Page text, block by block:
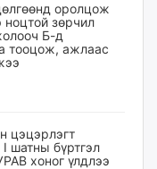
оролцож
ноцтой зөрчил
Б-д
тооцож, ажлаас
цэцэрлэгт
шатны бүртгэл
хоног үлдлээ